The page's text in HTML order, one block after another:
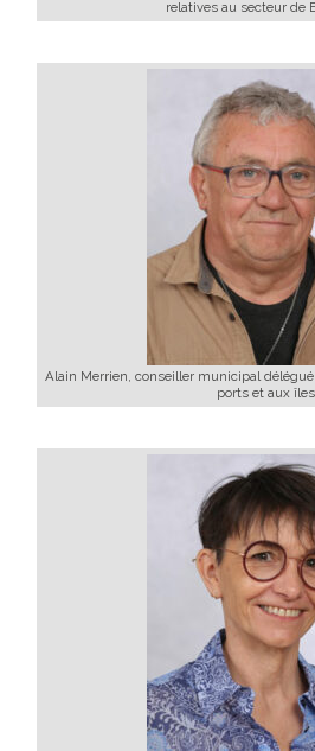
relatives au secteur de
Alain Merrien, conseiller municipal
ports et aux îles